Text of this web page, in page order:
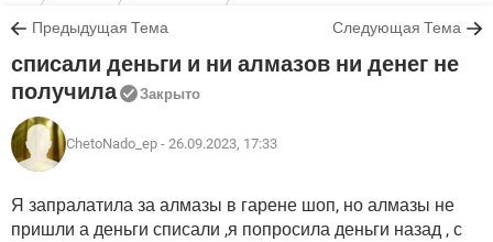
ИГРЫ WINDOWS 10
ВКОНТАКТЕ ВИДЕО
GOOGLE
TIKTOK
FACEBOOK
WINDOWS 10
ВИДЕО
YANDEX
ЗАГРУЗКИ
TIKTOK TELEGRAM
WHATSAPP
FACEBOOK ИГРЫ
ВИДЕО GOOGLE
TIKTOK
WHATSAPP
FACEBOOK
WINDOWS 10 ВКОНТАКТЕ
ЭНЦИКЛОПЕДИЯ
WHATSAPP INSTAGRAM
Предыдущая Тема Следующая Тема
списали деньги и ни алмазов ни денег не
получила
Закрыто
ChetoNado_ep - 26.09.2023, 17:33
Я запралатила за алмазы в гарене шоп, но алмазы не
пришли а деньги списали ,я попросила деньги назад , с